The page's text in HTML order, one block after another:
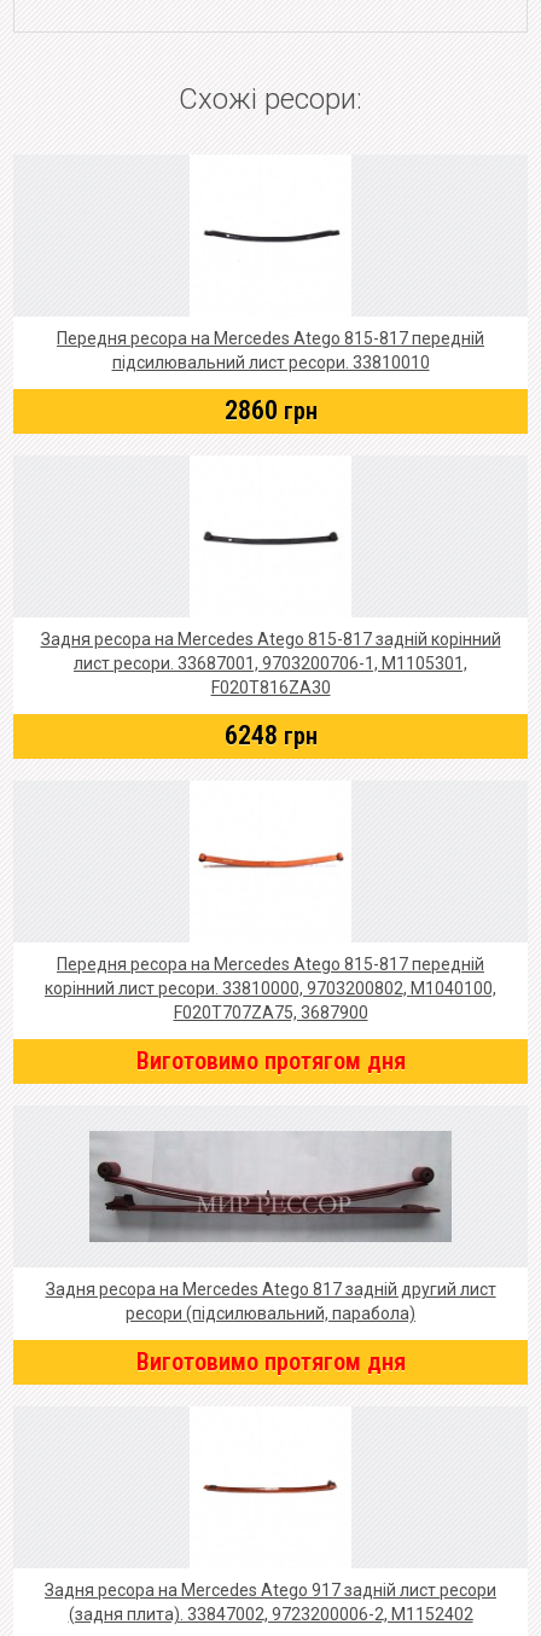
Схожі ресори:
Передня ресора на Mercedes Atego 815-817 передній
підсилювальний лист ресори. 33810010
2860 грн
Задня ресора на Mercedes Atego 815-817 задній корінний
лист ресори. 33687001, 9703200706-1, M1105301,
F020T816ZA30
6248 грн
Передня ресора на Mercedes Atego 815-817 передній
корінний лист ресори. 33810000, 9703200802, M1040100,
F020T707ZA75, 3687900
Виготовимо протягом дня
Задня ресора на Mercedes Atego 817 задній другий лист
ресори (підсилювальний, парабола)
Виготовимо протягом дня
Задня ресора на Mercedes Atego 917 задній лист ресори
(задня плита). 33847002, 9723200006-2, M1152402